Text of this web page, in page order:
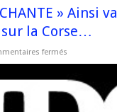
» Ainsi va
la Corse…
fermés
Ainsi
l’information
sur